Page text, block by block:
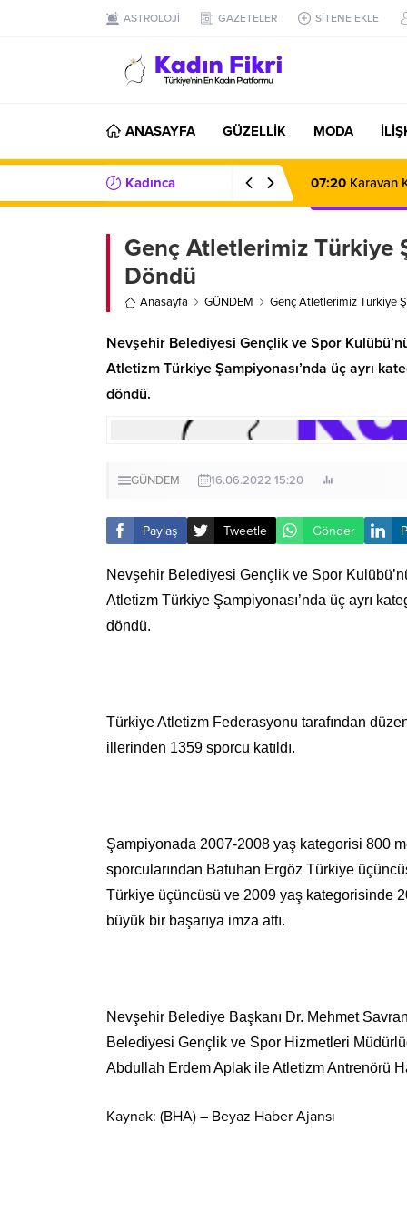
ASTROLOJİ GAZETELER SİTENE EKLE
ANASAYFA GÜZELLİK MODA
Kadınca 07:20 Karavan
Genç Atletlerimiz Türkiye
Döndü
Anasayfa GÜNDEM Genç Atletlerimiz Türkiye
Nevşehir Belediyesi Gençlik ve Spor
Atletizm Türkiye Şampiyonası’nda üç ayrı
döndü.
GÜNDEM 16.06.2022 15:20
Paylaş Tweetle Gönder
Nevşehir Belediyesi Gençlik ve Spor
Atletizm Türkiye Şampiyonası’nda üç ayrı
döndü.
Türkiye Atletizm Federasyonu tarafından
illerinden 1359 sporcu katıldı.
Şampiyonada 2007-2008 yaş kategorisi 800
sporcularından Batuhan Ergöz Türkiye
Türkiye üçüncüsü ve 2009 yaş kategorisinde
büyük bir başarıya imza attı.
Nevşehir Belediye Başkanı Dr. Mehmet
Belediyesi Gençlik ve Spor Hizmetleri
Abdullah Erdem Aplak ile Atletizm Antrenörü
Kaynak: (BHA) – Beyaz Haber Ajansı